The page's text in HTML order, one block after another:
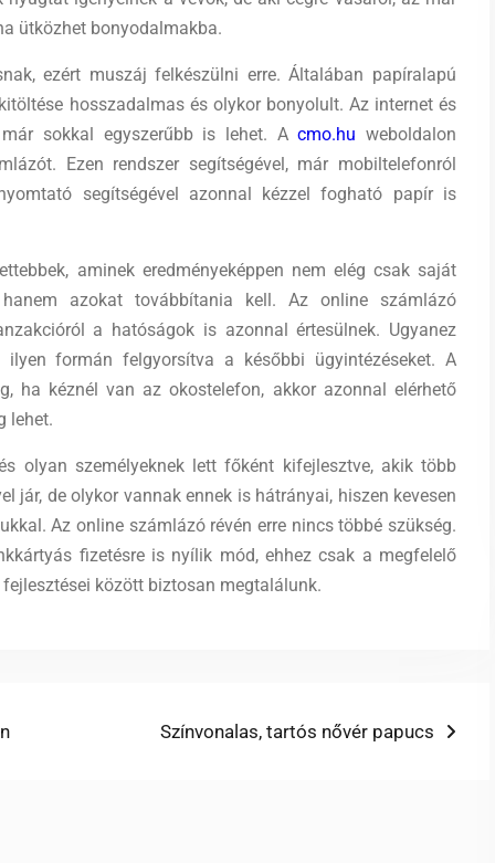
ütközhet bonyodalmakba.
ezért muszáj felkészülni erre. Általában papíralapú
hosszadalmas és olykor bonyolult. Az internet és
sokkal egyszerűbb is lehet. Acmo.hu weboldalon
Ezen rendszer segítségével, már mobiltelefonról
segítségével azonnal kézzel fogható papír is
aminek eredményeképpen nem elég csak saját
azokat továbbítania kell. Az online számlázó
a hatóságok is azonnal értesülnek. Ugyanez
formán felgyorsítva a későbbi ügyintézéseket. A
ha kéznél van az okostelefon, akkor azonnal elérhető
lehet.
olyan személyeknek lett főként kifejlesztve, akik több
jár, de olykor vannak ennek is hátrányai, hiszen kevesen
Az online számlázó révén erre nincs többé szükség.
fizetésre is nyílik mód, ehhez csak a megfelelő
között biztosan megtalálunk.
Next
Színvonalas, tartós nővér papucs